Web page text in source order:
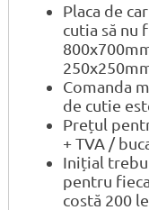
Placa de
cutia să nu
Comanda
de cutie
Prețul
+ TVA /
Inițial
pentru
costă 200